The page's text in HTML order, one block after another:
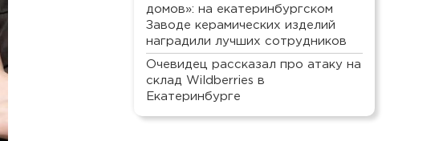
домов»: на екатеринбургском
Заводе керамических изделий
наградили лучших сотрудников
Очевидец рассказал про атаку на
склад Wildberries в
Екатеринбурге